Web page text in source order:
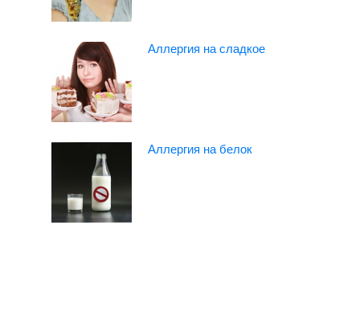
Аллергия на сладкое
Аллергия на белок